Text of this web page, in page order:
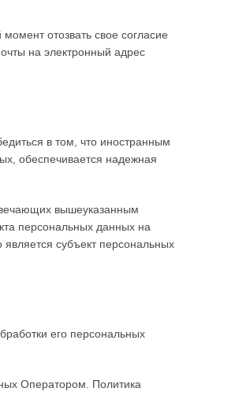
отозвать свое согласие
на электронный адрес
в том, что иностранным
обеспечивается надежная
вышеуказанным
персональных данных на
субъект персональных
его персональных
Оператором. Политика